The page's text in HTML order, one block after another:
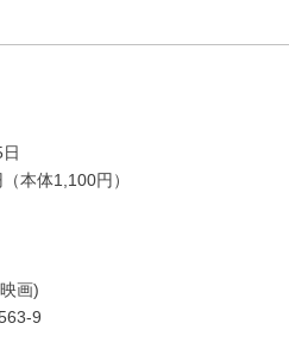
（本体1,100円）
画)
9